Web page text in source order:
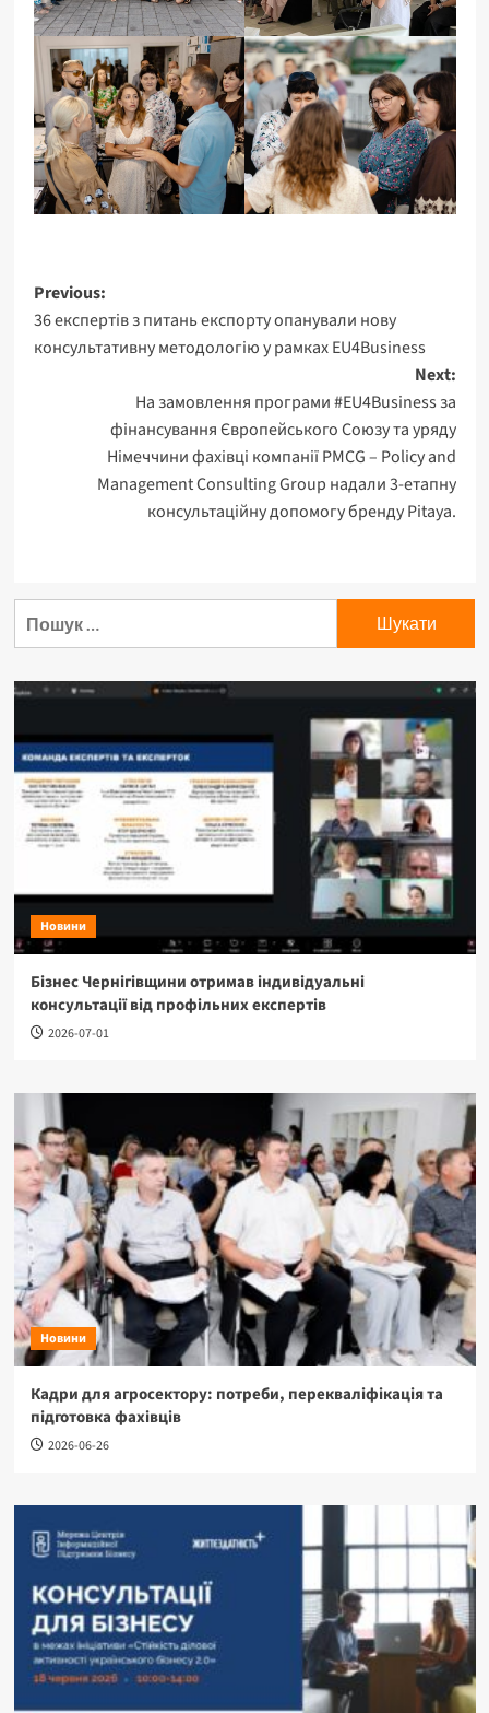
Post
navigation
Previous:
36 експертів з питань експорту опанували нову
консультативну методологію у рамках EU4Business
Next:
На замовлення програми #EU4Business за
фінансування Європейського Союзу та уряду
Німеччини фахівці компанії PMCG – Policy and
Management Consulting Group надали 3-етапну
консультаційну допомогу бренду Pitaya.
Новини
Бізнес Чернігівщини отримав індивідуальні
консультації від профільних експертів
2026-07-01
Новини
Кадри для агросектору: потреби, перекваліфікація та
підготовка фахівців
2026-06-26